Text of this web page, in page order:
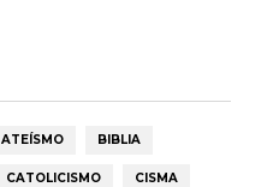
ATEÍSMO BIBLIA
CATOLICISMO CISMA